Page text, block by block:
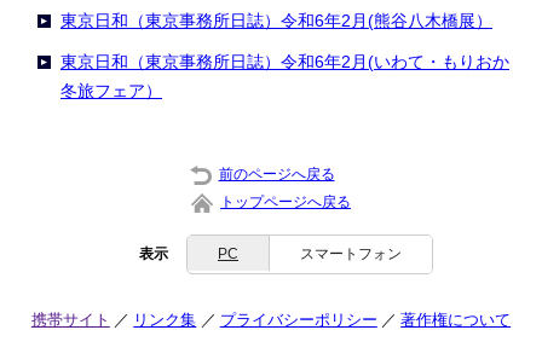
東京日和（東京事務所日誌）令和6年2月(熊谷八木橋展）
東京日和（東京事務所日誌）令和6年2月(いわて・もりおか
冬旅フェア）
前のページへ戻る
トップページへ戻る
表示 PC スマートフォン
携帯サイト リンク集 プライバシーポリシー 著作権について